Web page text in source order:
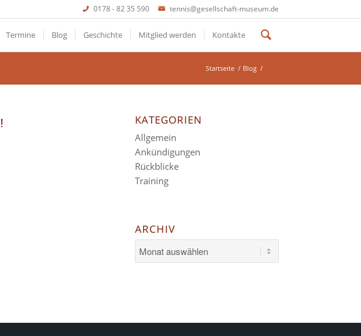
0178 - 82 35 590 tennis@gesellschaft-museum.de
Termine Blog Geschichte Mitglied werden Kontakte
Startseite / Blog /
KATEGORIEN
Allgemein
Ankündigungen
Rückblicke
Training
ARCHIV